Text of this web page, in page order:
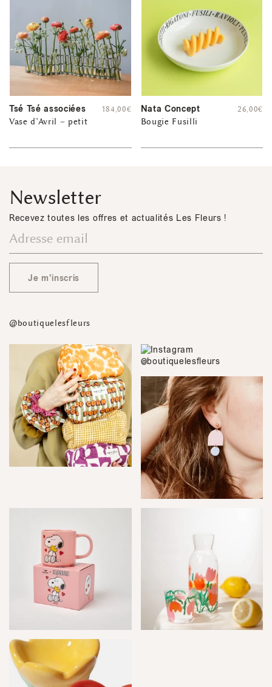
Tsé Tsé associées
Vase d’Avril – petit
184,00€ Nata Concept
Bougie Fusilli
26,00€
Newsletter
Recevez toutes les offres et actualités Les Fleurs !
Je m'inscris
@boutiquelesfleurs